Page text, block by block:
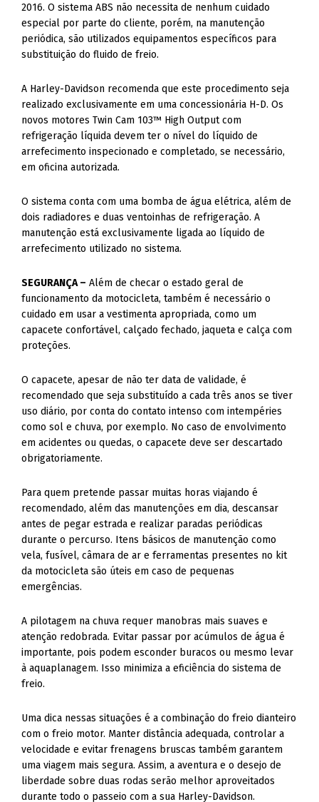
2016. O sistema ABS não necessita de nenhum cuidado
especial por parte do cliente, porém, na manutenção
periódica, são utilizados equipamentos específicos para
substituição do fluido de freio.
A Harley-Davidson recomenda que este procedimento seja
realizado exclusivamente em uma concessionária H-D. Os
novos motores Twin Cam 103™ High Output com
refrigeração líquida devem ter o nível do líquido de
arrefecimento inspecionado e completado, se necessário,
em oficina autorizada.
O sistema conta com uma bomba de água elétrica, além de
dois radiadores e duas ventoinhas de refrigeração. A
manutenção está exclusivamente ligada ao líquido de
arrefecimento utilizado no sistema.
SEGURANÇA – Além de checar o estado geral de
funcionamento da motocicleta, também é necessário o
cuidado em usar a vestimenta apropriada, como um
capacete confortável, calçado fechado, jaqueta e calça com
proteções.
O capacete, apesar de não ter data de validade, é
recomendado que seja substituído a cada três anos se tiver
uso diário, por conta do contato intenso com intempéries
como sol e chuva, por exemplo. No caso de envolvimento
em acidentes ou quedas, o capacete deve ser descartado
obrigatoriamente.
Para quem pretende passar muitas horas viajando é
recomendado, além das manutenções em dia, descansar
antes de pegar estrada e realizar paradas periódicas
durante o percurso. Itens básicos de manutenção como
vela, fusível, câmara de ar e ferramentas presentes no kit
da motocicleta são úteis em caso de pequenas
emergências.
A pilotagem na chuva requer manobras mais suaves e
atenção redobrada. Evitar passar por acúmulos de água é
importante, pois podem esconder buracos ou mesmo levar
à aquaplanagem. Isso minimiza a eficiência do sistema de
freio.
Uma dica nessas situações é a combinação do freio dianteiro
com o freio motor. Manter distância adequada, controlar a
velocidade e evitar frenagens bruscas também garantem
uma viagem mais segura. Assim, a aventura e o desejo de
liberdade sobre duas rodas serão melhor aproveitados
durante todo o passeio com a sua Harley-Davidson.